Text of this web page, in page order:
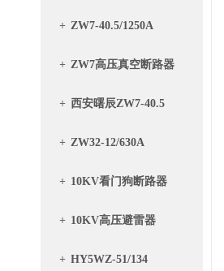
+ ZW7-40.5/1250A
+ ZW7高压真空断路器
+ 西安曙辰ZW7-40.5
+ ZW32-12/630A
+ 10KV看门狗断路器
+ 10KV高压避雷器
+ HY5WZ-51/134